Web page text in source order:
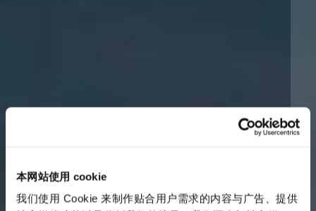
本网站使用 cookie
我们使用 Cookie 来制作贴合用户需求的内容与广告、提供